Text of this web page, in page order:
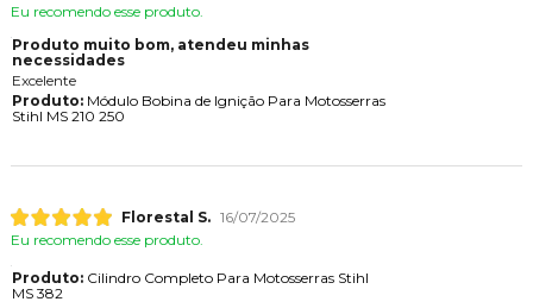
Eu recomendo esse produto.
Produto muito bom, atendeu minhas
necessidades
Excelente
Produto:Módulo Bobina de Ignição Para Motosserras
Stihl MS 210 250
Florestal S. 16/07/2025
Eu recomendo esse produto.
Produto:Cilindro Completo Para Motosserras Stihl
MS 382